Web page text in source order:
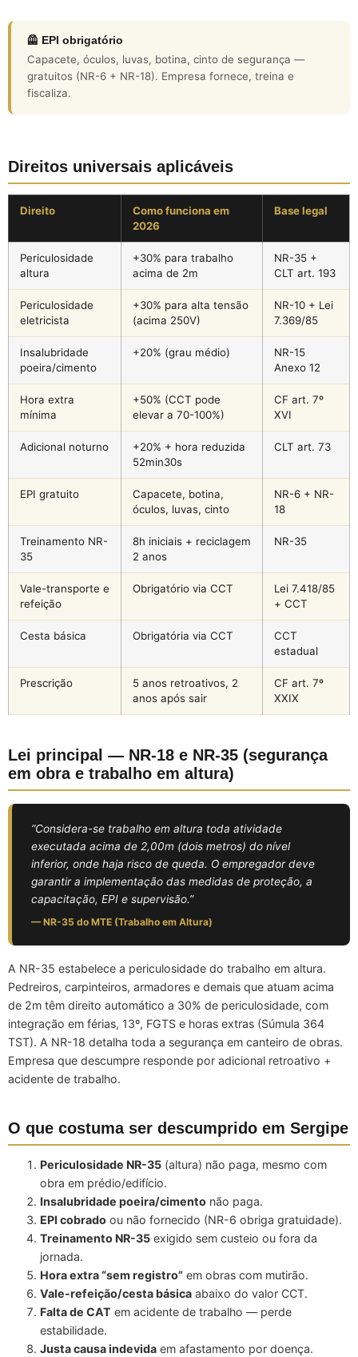
🦺 EPI obrigatório
Capacete, óculos, luvas, botina, cinto de segurança —
gratuitos (NR-6 + NR-18). Empresa fornece, treina e
fiscaliza.
Direitos universais aplicáveis
Direito
Como funciona em
2026
Base legal
Periculosidade
altura
+30% para trabalho
acima de 2m
NR-35 +
CLT art. 193
Periculosidade
eletricista
+30% para alta tensão
(acima 250V)
NR-10 + Lei
7.369/85
Insalubridade
poeira/cimento
+20% (grau médio)
NR-15
Anexo 12
Hora extra
mínima
+50% (CCT pode
elevar a 70-100%)
CF art. 7º
XVI
Adicional noturno
+20% + hora reduzida
52min30s
CLT art. 73
EPI gratuito
Capacete, botina,
óculos, luvas, cinto
NR-6 + NR-
18
Treinamento NR-
35
8h iniciais + reciclagem
2 anos
NR-35
Vale-transporte e
refeição
Obrigatório via CCT
Lei 7.418/85
+ CCT
Cesta básica Obrigatória via CCT
CCT
estadual
Prescrição
5 anos retroativos, 2
anos após sair
CF art. 7º
XXIX
Lei principal — NR-18 e NR-35 (segurança
em obra e trabalho em altura)
“Considera-se trabalho em altura toda atividade
executada acima de 2,00m (dois metros) do nível
inferior, onde haja risco de queda. O empregador deve
garantir a implementação das medidas de proteção, a
capacitação, EPI e supervisão.”
— NR-35 do MTE (Trabalho em Altura)
A NR-35 estabelece a periculosidade do trabalho em altura.
Pedreiros, carpinteiros, armadores e demais que atuam acima
de 2m têm direito automático a 30% de periculosidade, com
integração em férias, 13º, FGTS e horas extras (Súmula 364
TST). A NR-18 detalha toda a segurança em canteiro de obras.
Empresa que descumpre responde por adicional retroativo +
acidente de trabalho.
O que costuma ser descumprido em Sergipe
Periculosidade NR-35 (altura) não paga, mesmo com
obra em prédio/edifício.
Insalubridade poeira/cimento não paga.
EPI cobrado ou não fornecido (NR-6 obriga gratuidade).
Treinamento NR-35 exigido sem custeio ou fora da
jornada.
Hora extra “sem registro” em obras com mutirão.
Vale-refeição/cesta básica abaixo do valor CCT.
Falta de CAT em acidente de trabalho — perde
estabilidade.
Justa causa indevida em afastamento por doença.